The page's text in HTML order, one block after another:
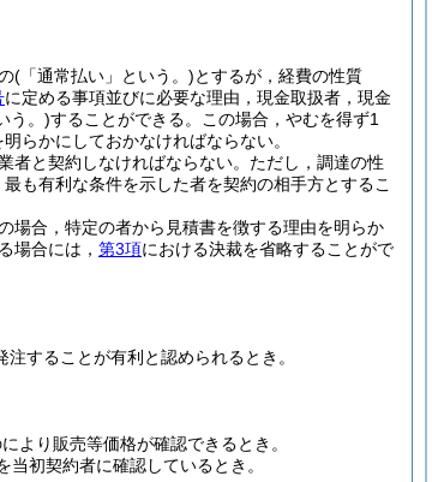
(「通常払い」という。)とするが，経費の性質
に定める事項並びに必要な理由，現金取扱者，現金
う。)することができる。
この場合，やむを得ず1
らかにしておかなければならない。
と契約しなければならない。 ただし，調達の性
も有利な条件を示した者を契約の相手方とするこ
場合，特定の者から見積書を徴する理由を明らか
場合には， 第3項における決裁を省略することがで
することが有利と認められるとき。
より販売等価格が確認できるとき。
初契約者に確認しているとき。